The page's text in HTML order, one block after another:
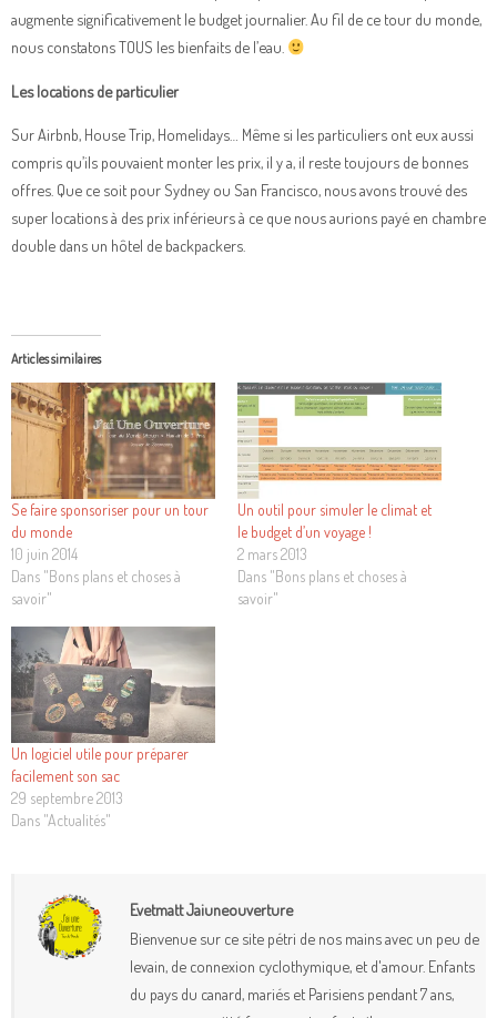
augmente significativement le budget journalier. Au fil de ce tour du monde,
nous constatons TOUS les bienfaits de l’eau.
Les locations de particulier
Sur Airbnb, House Trip, Homelidays… Même si les particuliers ont eux aussi
compris qu’ils pouvaient monter les prix, il y a, il reste toujours de bonnes
offres. Que ce soit pour Sydney ou San Francisco, nous avons trouvé des
super locations à des prix inférieurs à ce que nous aurions payé en chambre
double dans un hôtel de backpackers.
Articles similaires
Se faire sponsoriser pour un tour
du monde
10 juin 2014
Dans "Bons plans et choses à
savoir"
Un outil pour simuler le climat et
le budget d’un voyage !
2 mars 2013
Dans "Bons plans et choses à
savoir"
Un logiciel utile pour préparer
facilement son sac
29 septembre 2013
Dans "Actualités"
Evetmatt Jaiuneouverture
Bienvenue sur ce site pétri de nos mains avec un peu de
levain, de connexion cyclothymique, et d'amour. Enfants
du pays du canard, mariés et Parisiens pendant 7 ans,